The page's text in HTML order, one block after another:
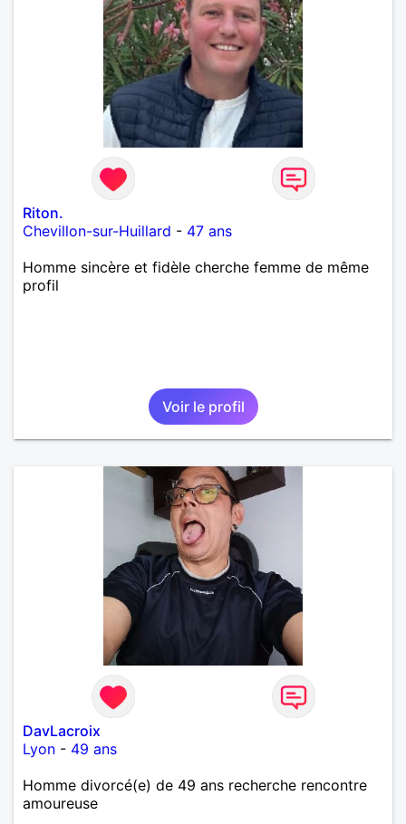
Riton.
Chevillon-sur-Huillard - 47 ans
Homme sincère et fidèle cherche femme de même
profil
Voir le profil
DavLacroix
Lyon - 49 ans
Homme divorcé(e) de 49 ans recherche rencontre
amoureuse